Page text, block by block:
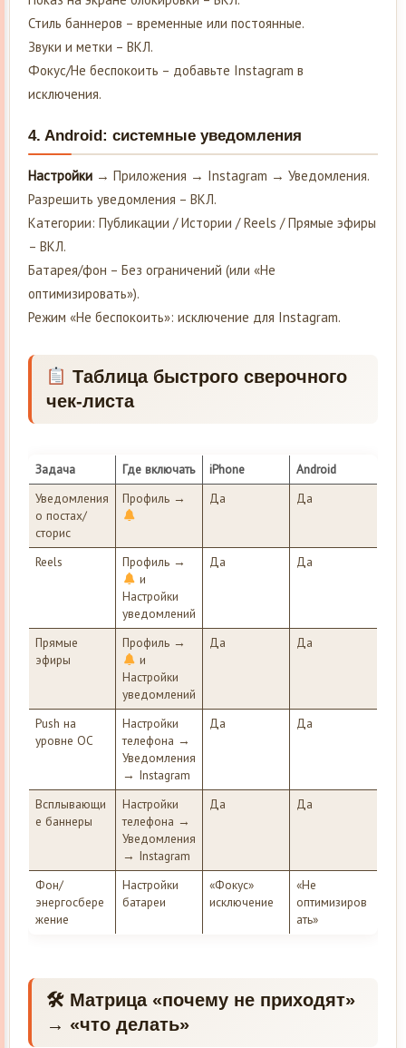
Стиль баннеров – временные или постоянные.
Звуки и метки – ВКЛ.
Фокус/Не беспокоить – добавьте Instagram в
исключения.
4. Android: системные уведомления
Настройки → Приложения → Instagram → Уведомления.
Разрешить уведомления – ВКЛ.
Категории: Публикации / Истории / Reels / Прямые эфиры
– ВКЛ.
Батарея/фон – Без ограничений (или «Не
оптимизировать»).
Режим «Не беспокоить»: исключение для Instagram.
Таблица быстрого сверочного
чек-листа
Задача Где включать iPhone
Android
Уведомления
о постах/
сторис
Профиль → Да Да
Reels
Профиль →
и
Настройки
уведомлений
Да Да
Прямые
эфиры
Профиль →
и
Настройки
уведомлений
Да Да
Push на
уровне ОС
Настройки
телефона →
Уведомления
→ Instagram
Да Да
Всплывающи
е баннеры
Настройки
телефона →
Уведомления
→ Instagram
Да Да
Фон/
энергосбере
жение
Настройки
батареи
«Фокус»
исключение
«Не
оптимизиров
ать»
🛠 Матрица «почему не приходят»
→ «что делать»